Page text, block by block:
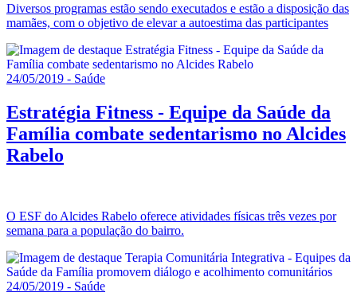
Diversos programas estão sendo executados e estão a disposição das
mamães, com o objetivo de elevar a autoestima das participantes
24/05/2019 - Saúde
Estratégia Fitness - Equipe da Saúde da
Família combate sedentarismo no Alcides
Rabelo
O ESF do Alcides Rabelo oferece atividades físicas três vezes por
semana para a população do bairro.
24/05/2019 - Saúde